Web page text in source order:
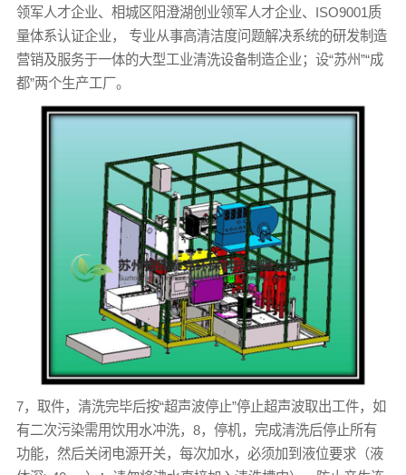
领军人才企业、相城区阳澄湖创业领军人才企业、ISO9001质
量体系认证企业， 专业从事高清洁度问题解决系统的研发制造
营销及服务于一体的大型工业清洗设备制造企业；设“苏州”“成
都”两个生产工厂。
7，取件，清洗完毕后按“超声波停止”停止超声波取出工件，如
有二次污染需用饮用水冲洗，8，停机，完成清洗后停止所有
功能，然后关闭电源开关，每次加水，必须加到液位要求（液